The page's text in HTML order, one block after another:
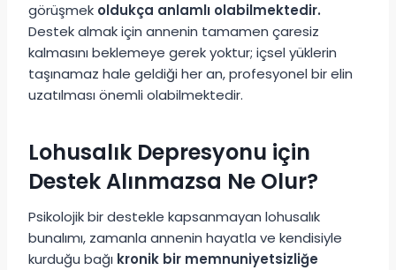
görüşmek oldukça anlamlı olabilmektedir.
Destek almak için annenin tamamen çaresiz
kalmasını beklemeye gerek yoktur; içsel yüklerin
taşınamaz hale geldiği her an, profesyonel bir elin
uzatılması önemli olabilmektedir.
Lohusalık Depresyonu için
Destek Alınmazsa Ne Olur?
Psikolojik bir destekle kapsanmayan lohusalık
bunalımı, zamanla annenin hayatla ve kendisiyle
kurduğu bağı kronik bir memnuniyetsizliğe